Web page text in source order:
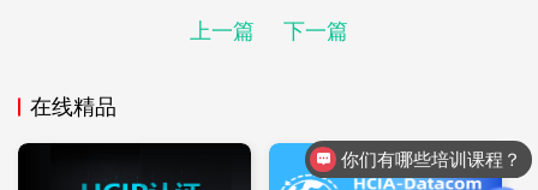
了确保通过率，部分考生会选择参加培训课程来提升自己的通
上一篇 下一篇
在线精品
你们有哪些培训课程？